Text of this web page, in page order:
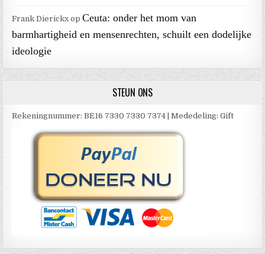
Frank Dierickx opCeuta: onder het mom van
barmhartigheid en mensenrechten, schuilt een dodelijke
ideologie
STEUN ONS
Rekeningnummer: BE16 7330 7330 7374 | Mededeling: Gift